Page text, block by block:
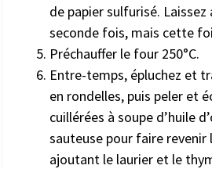
de papier sulfurisé. Laissez
seconde fois, mais cette
Préchauffer le four 250°C.
Entre-temps, épluchez et
en rondelles, puis peler et
cuillérées à soupe d’huile
sauteuse pour faire revenir
ajoutant le laurier et le